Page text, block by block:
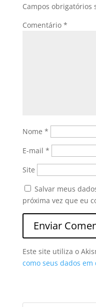
Campos obrigatórios
Comentário *
Nome *
E-mail *
Site
Salvar meus
próxima vez que eu
Este site utiliza o
como seus dados